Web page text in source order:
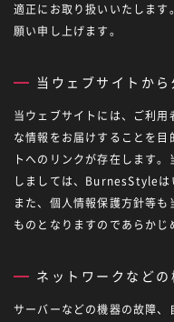
適正にお取り扱いいたしま
願い申し上げます。
当ウェブサイトか
当ウェブサイトには、ご利
な情報をお届けすることを
トへのリンクが存在します
しましては、BurnesStyleは
また、個人情報保護方針等
ものとなりますのであらかじ
ネットワークなど
サーバーなどの機器の故障、